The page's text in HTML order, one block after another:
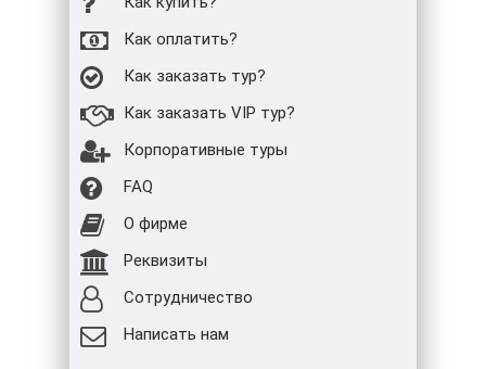
Как оплатить?
Как заказать тур?
Как заказать VIP тур?
Корпоративные туры
FAQ
О фирме
Реквизиты
Сотрудничество
Написать нам